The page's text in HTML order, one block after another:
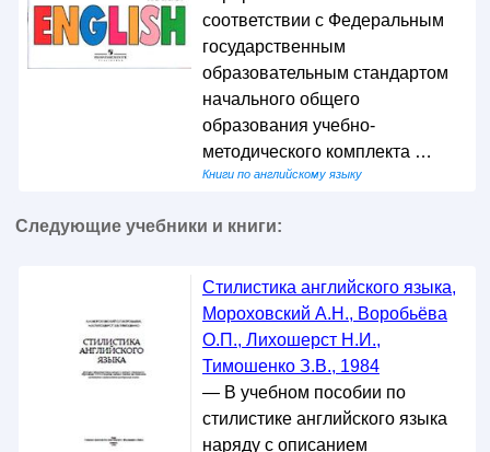
соответствии с Федеральным
государственным
образовательным стандартом
начального общего
образования учебно-
методического комплекта …
Книги по английскому языку
Следующие учебники и книги:
Стилистика английского языка,
Мороховский А.Н., Воробьёва
О.П., Лихошерст Н.И.,
Тимошенко З.В., 1984
— В учебном пособии по
стилистике английского языка
наряду с описанием